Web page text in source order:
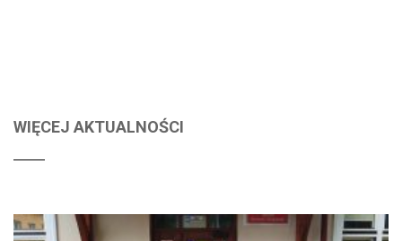
WIĘCEJ AKTUALNOŚCI